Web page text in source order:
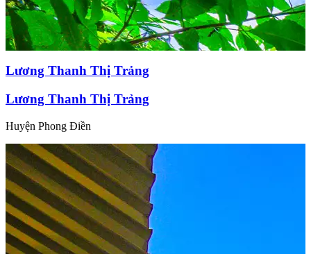
Lương Thanh Thị Trảng
Lương Thanh Thị Trảng
Huyện Phong Điền